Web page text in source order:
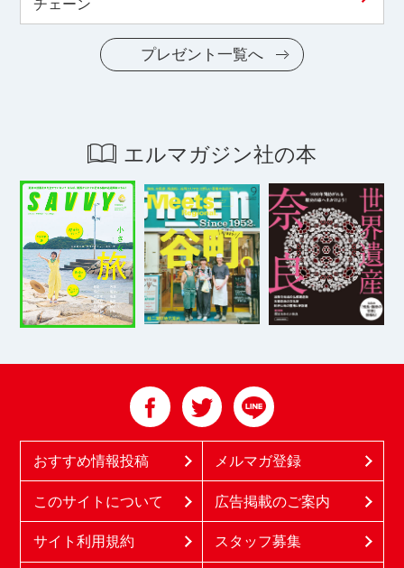
チェーン
プレゼント一覧へ
エルマガジン社の本
おすすめ情報投稿 メルマガ登録
このサイトについて 広告掲載のご案内
サイト利用規約 スタッフ募集